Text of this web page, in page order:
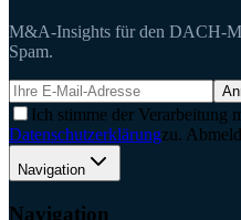
M&A-Insights für den DACH-
Spam.
Ich stimme der Verarbeitung
Datenschutzerklärungzu.
Navigation
Navigation